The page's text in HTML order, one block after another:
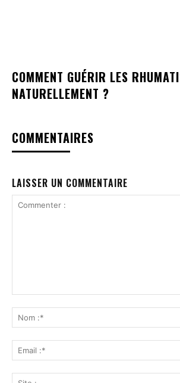
COMMENT GUÉRIR LES
NATURELLEMENT ?
COMMENTAIRES
LAISSER UN COMMENTAIRE